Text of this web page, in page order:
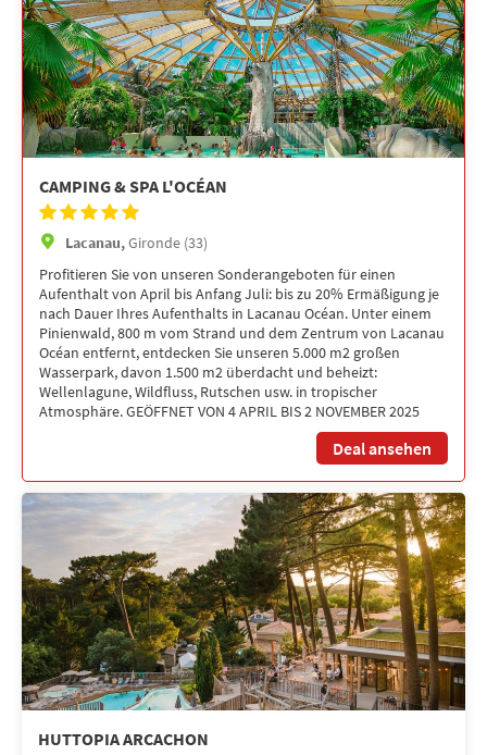
CAMPING & SPA L'OCÉAN
Lacanau,Gironde (33)
Profitieren Sie von unseren Sonderangeboten für einen
Aufenthalt von April bis Anfang Juli: bis zu 20% Ermäßigung je
nach Dauer Ihres Aufenthalts in Lacanau Océan. Unter einem
Pinienwald, 800 m vom Strand und dem Zentrum von Lacanau
Océan entfernt, entdecken Sie unseren 5.000 m2 großen
Wasserpark, davon 1.500 m2 überdacht und beheizt:
Wellenlagune, Wildfluss, Rutschen usw. in tropischer
Atmosphäre. GEÖFFNET VON 4 APRIL BIS 2 NOVEMBER 2025
Deal ansehen
HUTTOPIA ARCACHON